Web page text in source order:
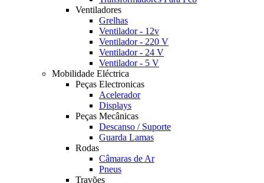
Ventiladores
Grelhas
Ventilador - 12v
Ventilador - 220 V
Ventilador - 24 V
Ventilador - 5 V
Mobilidade Eléctrica
Peças Electronicas
Acelerador
Displays
Peças Mecânicas
Descanso / Suporte
Guarda Lamas
Rodas
Câmaras de Ar
Pneus
Travões